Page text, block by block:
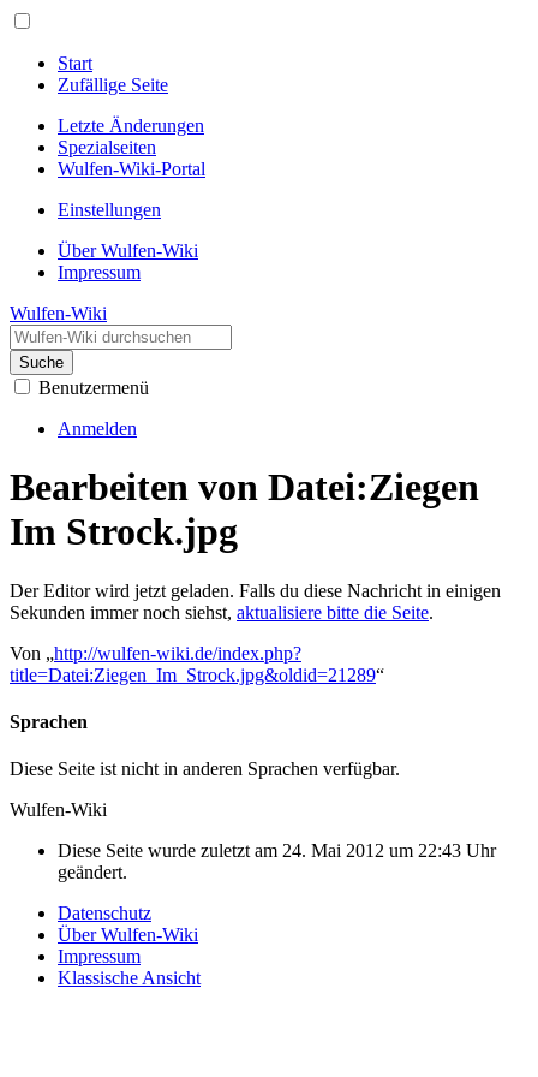
Start
Zufällige Seite
Letzte Änderungen
Spezialseiten
Wulfen-Wiki-Portal
Einstellungen
Über Wulfen-Wiki
Impressum
Wulfen-Wiki
Suche
Benutzermenü
Anmelden
Bearbeiten von Datei:Ziegen
Im Strock.jpg
Der Editor wird jetzt geladen. Falls du diese Nachricht in einigen
Sekunden immer noch siehst, aktualisiere bitte die Seite.
Von „http://wulfen-wiki.de/index.php?
title=Datei:Ziegen_Im_Strock.jpg&oldid=21289“
Sprachen
Diese Seite ist nicht in anderen Sprachen verfügbar.
Wulfen-Wiki
Diese Seite wurde zuletzt am 24. Mai 2012 um 22:43 Uhr
geändert.
Datenschutz
Über Wulfen-Wiki
Impressum
Klassische Ansicht